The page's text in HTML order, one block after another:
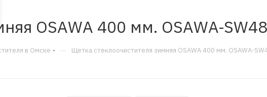
OSAWA 400 мм. OSAWA-SW48
в Омске — Щетка стеклоочистителя зимняя OSAWA 400 мм. OSAWA-